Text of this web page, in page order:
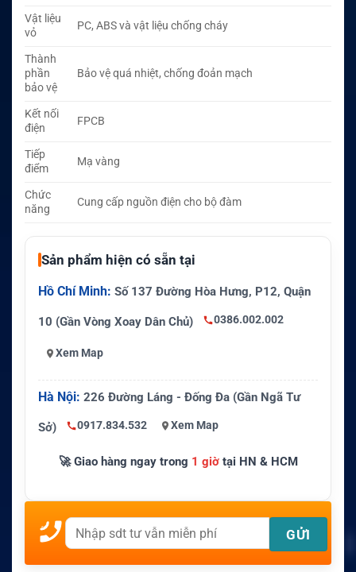
Vật liệu
vỏ
PC, ABS và vật liệu chống cháy
Thành
phần
bảo vệ
Bảo vệ quá nhiệt, chống đoản mạch
Kết nối
điện
FPCB
Tiếp
điểm
Mạ vàng
Chức
năng
Cung cấp nguồn điện cho bộ đàm
Sản phẩm hiện có sẵn tại
Hồ Chí Minh: Số 137 Đường Hòa Hưng, P12, Quận
10 (Gần Vòng Xoay Dân Chủ) 0386.002.002
Xem Map
Hà Nội: 226 Đường Láng - Đống Đa (Gần Ngã Tư
Sở) 0917.834.532 Xem Map
🚀 Giao hàng ngay trong 1 giờtại HN & HCM